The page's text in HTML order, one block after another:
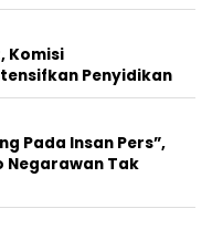
Komisi
Penyidikan
Pada Insan Pers”,
Negarawan Tak